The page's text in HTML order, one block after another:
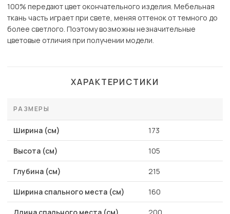
100% передают цвет окончательного изделия. Мебельная
ткань часть играет при свете, меняя оттенок от темного до
более светлого. Поэтому возможны незначительные
цветовые отличия при получении модели.
ХАРАКТЕРИСТИКИ
РАЗМЕРЫ
Ширина (см) 173
Высота (см) 105
Глубина (см) 215
Ширина спального места (см) 160